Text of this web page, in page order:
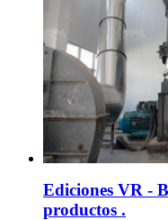
Ediciones VR -
productos .